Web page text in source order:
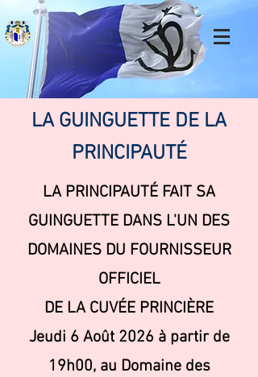
LA GUINGUETTE DE LA
PRINCIPAUTÉ
LA PRINCIPAUTÉ FAIT SA
GUINGUETTE DANS L'UN DES
DOMAINES DU FOURNISSEUR
OFFICIEL
DE LA CUVÉE PRINCIÈRE
Jeudi 6 Août 2026 à partir de
19h00, au Domaine des